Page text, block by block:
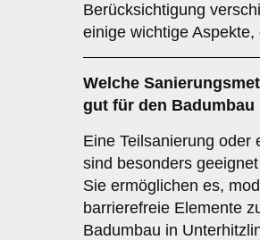
Berücksichtigung
einige wichtige
Welche
gut für den
Eine Teilsanierung oder
sind besonders
Sie ermöglichen es,
barrierefreie Elemente
Badumbau in